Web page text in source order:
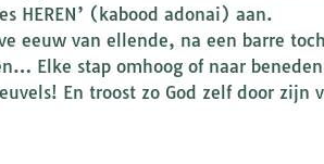
HEREN’ (kabood adonai) aan.
eeuw van ellende, na een barre
Elke stap omhoog of naar
En troost zo God zelf door zijn